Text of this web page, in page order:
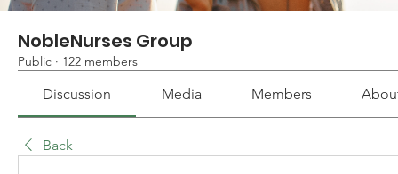
NobleNurses Group
Public · 122 members
Discussion Media Members
Back